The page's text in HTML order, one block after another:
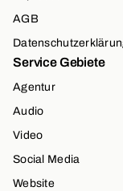
AGB
Service Gebiete
Agentur
Audio
Video
Social Media
Website